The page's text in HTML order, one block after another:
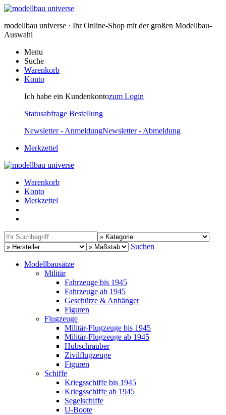
modellbau universe · Ihr Online-Shop mit der großen Modellbau-
Auswahl
Menu
Suche
Warenkorb
Konto
Ich habe ein Kundenkontozum Login
Statusabfrage Bestellung
Newsletter - AnmeldungNewsletter - Abmeldung
Merkzettel
Warenkorb
Konto
Merkzettel
Suchen
Modellbausätze
Militär
Fahrzeuge bis 1945
Fahrzeuge ab 1945
Geschütze & Anhänger
Figuren
Flugzeuge
Militär-Flugzeuge bis 1945
Militär-Flugzeuge ab 1945
Hubschrauber
Zivilflugzeuge
Figuren
Schiffe
Kriegsschiffe bis 1945
Kriegsschiffe ab 1945
Segelschiffe
U-Boote